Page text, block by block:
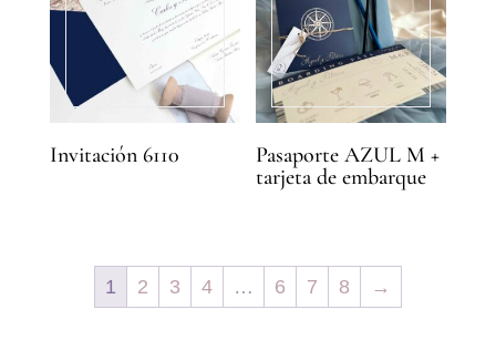
Invitación 6110
Pasaporte AZUL M +
tarjeta de embarque
1 2 3 4 … 6 7 8 →